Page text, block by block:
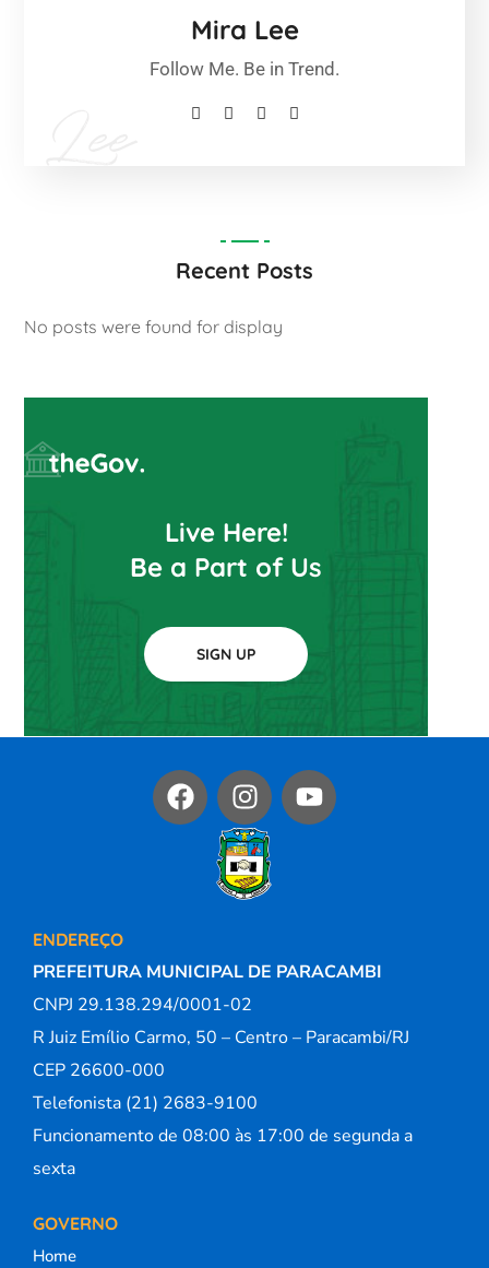
Mira Lee
Follow Me. Be in Trend.
Recent Posts
No posts were found for display
Live Here!
Be a Part of Us
SIGN UP
ENDEREÇO
PREFEITURA MUNICIPAL DE PARACAMBI
CNPJ 29.138.294/0001-02
R Juiz Emílio Carmo, 50 – Centro – Paracambi/RJ
CEP 26600-000
Telefonista (21) 2683-9100
Funcionamento de 08:00 às 17:00 de segunda a
sexta
GOVERNO
Home